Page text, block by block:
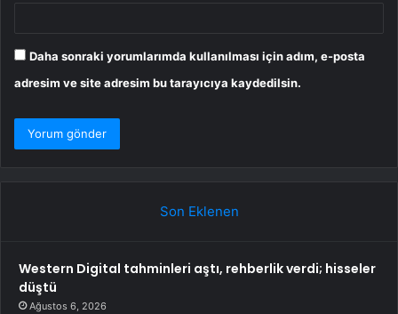
Daha sonraki yorumlarımda kullanılması için adım, e-posta
adresim ve site adresim bu tarayıcıya kaydedilsin.
Son Eklenen
Western Digital tahminleri aştı, rehberlik verdi; hisseler
düştü
Ağustos 6, 2026